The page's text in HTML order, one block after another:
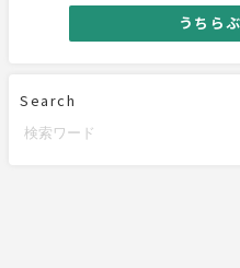
うちら
Search